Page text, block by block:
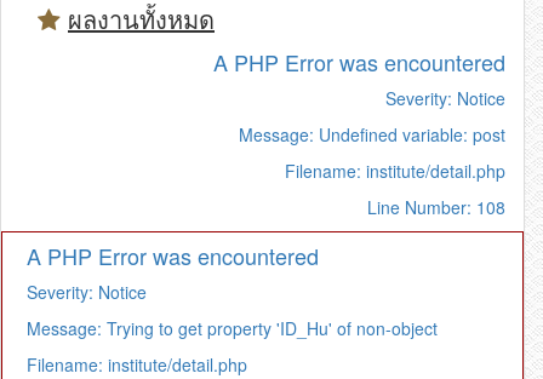
ผลงานทั้งหมด
A PHP Error was encountered
Severity: Notice
Message: Undefined variable: post
Filename: institute/detail.php
Line Number: 108
A PHP Error was encountered
Severity: Notice
Message: Trying to get property 'ID_Hu' of non-object
Filename: institute/detail.php